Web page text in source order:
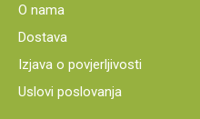
O nama
Dostava
Izjava o povjerljivosti
Uslovi poslovanja